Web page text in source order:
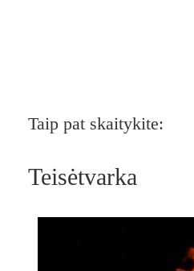
Taip pat skaitykite:
Teisėtvarka